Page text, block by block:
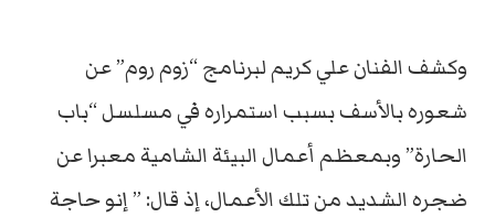
وكشف الفنان علي كریم لبرنامج “زوم روم” عن
شعوره بالأسف بسبب استمراره في مسلسل “باب
الحارة” وبمعظم أعمال البیئة الشامیة معبرا عن
ضجره الشدید من تلك الأعمال، إذ قال: ” إنو حاجة